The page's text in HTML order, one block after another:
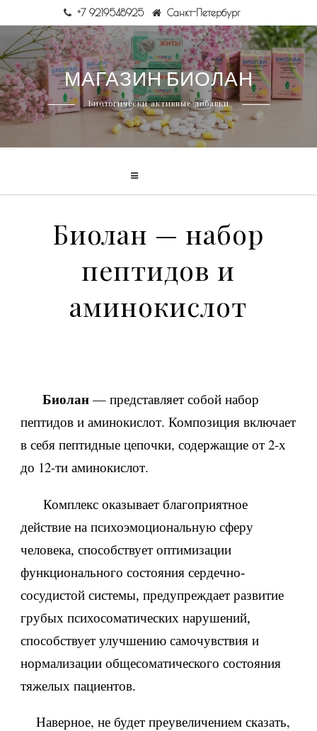
Skip
to
content
+7 9219548925 Санкт-Петербург
МАГАЗИН БИОЛАН
Биологически активные добавки
Биолан — набор
пептидов и
аминокислот
Биолан — представляет собой набор
пептидов и аминокислот. Композиция включает
в себя пептидные цепочки, содержащие от 2-х
до 12-ти аминокислот.
Комплекс оказывает благоприятное
действие на психоэмоциональную сферу
человека, способствует оптимизации
функционального состояния сердечно-
сосудистой системы, предупреждает развитие
грубых психосоматических нарушений,
способствует улучшению самочувствия и
нормализации общесоматического состояния
тяжелых пациентов.
Наверное, не будет преувеличением сказать,